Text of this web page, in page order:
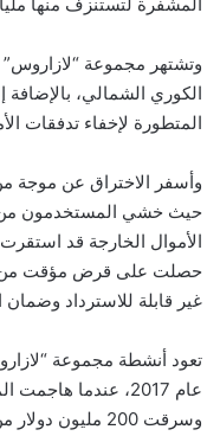
المشفرة لتستنزف منها
وتشتهر مجموعة “لازاروس”
الكوري الشمالي،
المتطورة لإخفاء تدفقات
وأسفر الاختراق عن موجة
حيث خشي المستخدمون من
الأموال الخارجة قد
حصلت على قرض مؤقت من
غير قابلة للاسترداد وضمان
تعود أنشطة مجموعة
عام 2017، عندما
وسرقت 200 مليون دولار من عملة بيتكوين.